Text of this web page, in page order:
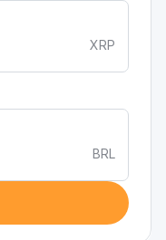
XRP
BRL